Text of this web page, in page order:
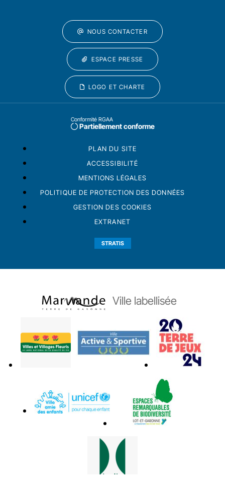
NOUS CONTACTER
ESPACE PRESSE
LOGO ET CHARTE
Conformité RGAA
Partiellement conforme
PLAN DU SITE
ACCESSIBILITÉ
MENTIONS LÉGALES
POLITIQUE DE PROTECTION DES DONNÉES
GESTION DES COOKIES
EXTRANET
STRATIS
Ville labellisée